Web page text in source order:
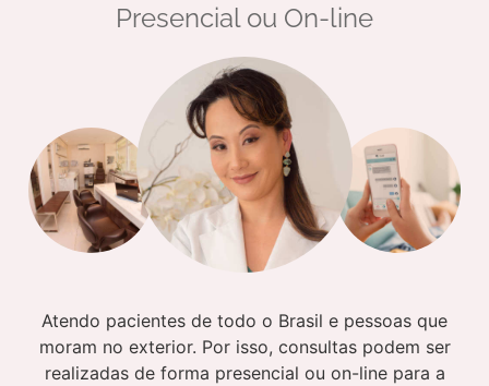
Presencial ou On-line
Atendo pacientes de todo o Brasil e pessoas que
moram no exterior. Por isso, consultas podem ser
realizadas de forma presencial ou on-line para a